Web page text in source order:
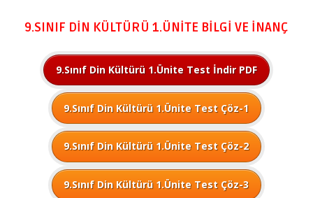
9.SINIF DİN KÜLTÜRÜ 1.ÜNİTE BİLGİ VE İNANÇ
9.Sınıf Din Kültürü 1.Ünite Test İndir PDF
9.Sınıf Din Kültürü 1.Ünite Test Çöz-1
9.Sınıf Din Kültürü 1.Ünite Test Çöz-2
9.Sınıf Din Kültürü 1.Ünite Test Çöz-3